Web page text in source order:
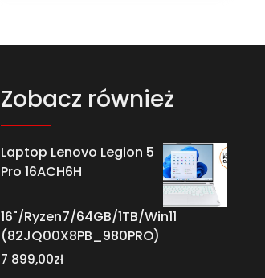
Zobacz również
Laptop Lenovo Legion 5
Pro 16ACH6H
16"/Ryzen7/64GB/1TB/Win11
(82JQ00X8PB_980PRO)
7 899,00zł